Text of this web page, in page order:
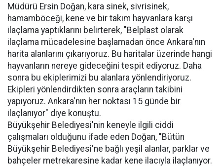
Müdürü Ersin Doğan, kara sinek, sivrisinek,
hamamböceği, kene ve bir takım hayvanlara karşı
ilaçlama yaptıklarını belirterek, "Belplast olarak
ilaçlama mücadelesine başlamadan önce Ankara'nın
harita alanlarını çıkarıyoruz. Bu haritalar üzerinde hangi
hayvanların nereye gideceğini tespit ediyoruz. Daha
sonra bu ekiplerimizi bu alanlara yönlendiriyoruz.
Ekipleri yönlendirdikten sonra araçların takibini
yapıyoruz. Ankara'nın her noktası 15 günde bir
ilaçlanıyor" diye konuştu.
Büyükşehir Belediyesi'nin keneyle ilgili ciddi
çalışmaları olduğunu ifade eden Doğan, "Bütün
Büyükşehir Belediyesi'ne bağlı yeşil alanlar, parklar ve
bahçeler metrekaresine kadar kene ilacıyla ilaçlanıyor.